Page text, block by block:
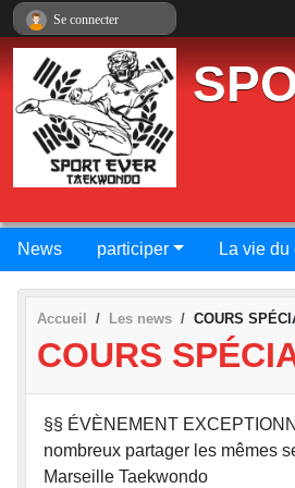
News participer La vie du
Accueil Les news COURS
COURS
§§ ÉVÈNEMENT
nombreux partager les mêmes
Marseille Taekwondo
Se connecter
Panneau de gestion des cookies